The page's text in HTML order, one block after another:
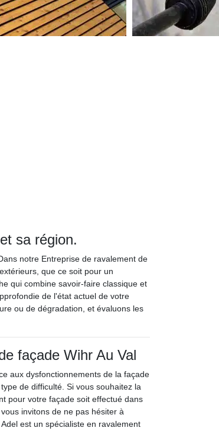
sa région.
notre Entreprise de ravalement de
que ce soit pour un
qui combine savoir-faire classique et
de l'état actuel de votre
ou de dégradation, et évaluons les
façade Wihr Au Val
aux dysfonctionnements de la façade
de difficulté. Si vous souhaitez la
pour votre façade soit effectué dans
invitons de ne pas hésiter à
est un spécialiste en ravalement